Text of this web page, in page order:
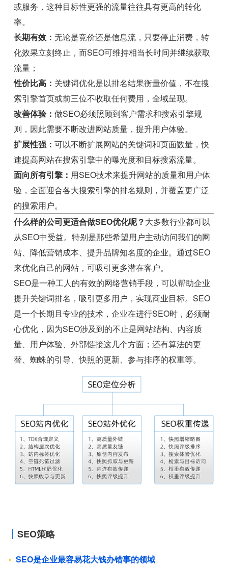
或服务，这种目标性更强的流量往往具有更高的转化
率。
长期有效：无论是竞价还是信息流，只要停止消费，转
化效果立刻终止，而SEO可维持相当长时间并继续获取
流量；
性价比高： 关键词优化是以排名结果衡量价值，不在搜
索引擎首页或前三位不收取任何费用，全域呈现。
改善体验：做SEO必须照顾到客户需求和搜索引擎规
则，因此需要不断改进网站质量，提升用户体验。
扩展性强：可以不断扩展网站的关键词和页面数量，快
速提高网站在搜索引擎中的曝光度和目标搜索流量。
面向所有引擎： 用SEO技术来提升网站的质量和用户体
验，全面迎合各大搜索引擎的排名规则，并覆盖更广泛
的搜索用户。
什么样的公司更适合做SEO优化呢？大多数行业都可以
从SEO中受益。特别是那些希望用户主动访问我们的网
站、降低营销成本、提升品牌知名度的企业。通过SEO
来优化自己的网站，可吸引更多潜在客户。
SEO是一种工人的有效的网络营销手段，可以帮助企业
提升关键词排名，吸引更多用户，实现商业目标。SEO
是一个长期且专业的技术，企业在进行SEO时，必须耐
心优化，因为SEO涉及到的不止是网站结构、内容质
量、用户体验、外部链接这几个方面；还有算法的更
替、蜘蛛的引导、快照的更新、参与排序的权重等。
SEO策略
SEO是企业最容易花大钱办错事的领域